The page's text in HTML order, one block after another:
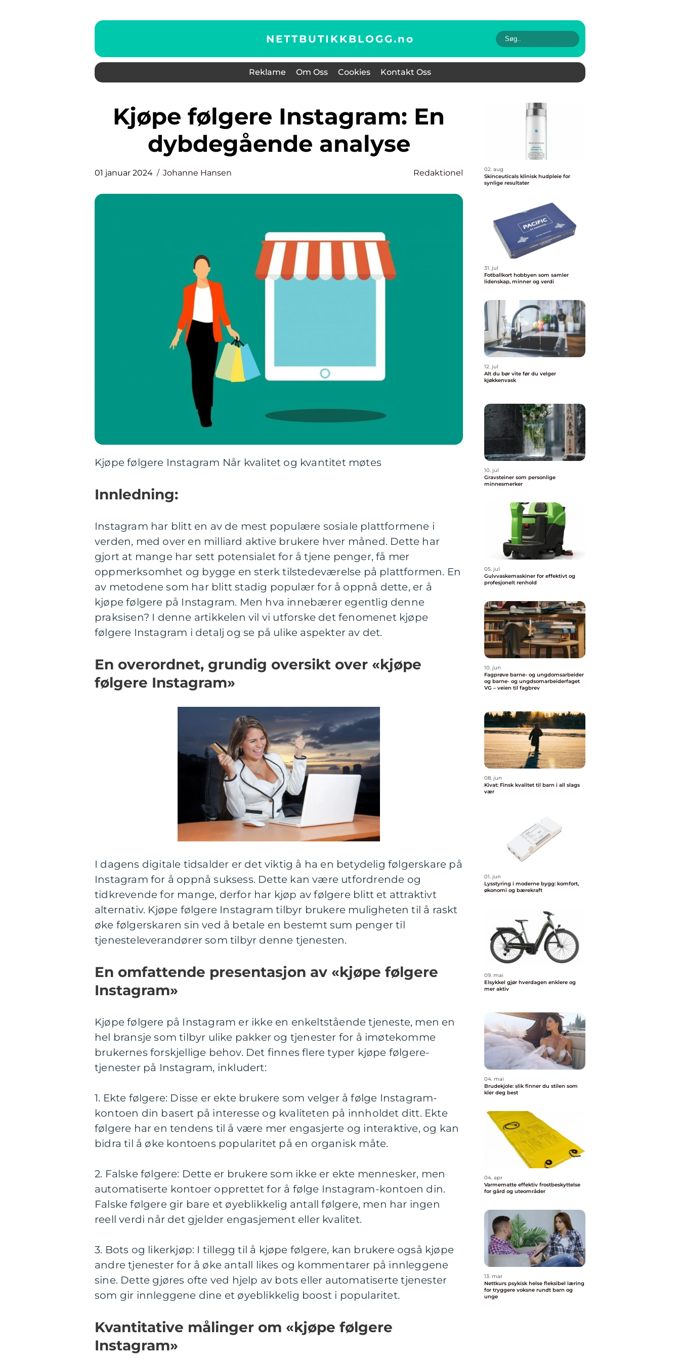
NETTBUTIKKBLOGG.no
Reklame Om Oss Cookies Kontakt Oss
Kjøpe følgere Instagram: En
dybdegående analyse
01 januar 2024 Johanne Hansen Redaktionel
Kjøpe følgere Instagram Når kvalitet og kvantitet møtes
Innledning:
Instagram har blitt en av de mest populære sosiale plattformene i
verden, med over en milliard aktive brukere hver måned. Dette har
gjort at mange har sett potensialet for å tjene penger, få mer
oppmerksomhet og bygge en sterk tilstedeværelse på plattformen. En
av metodene som har blitt stadig populær for å oppnå dette, er å
kjøpe følgere på Instagram. Men hva innebærer egentlig denne
praksisen? I denne artikkelen vil vi utforske det fenomenet kjøpe
følgere Instagram i detalj og se på ulike aspekter av det.
En overordnet, grundig oversikt over «kjøpe
følgere Instagram»
I dagens digitale tidsalder er det viktig å ha en betydelig følgerskare på
Instagram for å oppnå suksess. Dette kan være utfordrende og
tidkrevende for mange, derfor har kjøp av følgere blitt et attraktivt
alternativ. Kjøpe følgere Instagram tilbyr brukere muligheten til å raskt
øke følgerskaren sin ved å betale en bestemt sum penger til
tjenesteleverandører som tilbyr denne tjenesten.
En omfattende presentasjon av «kjøpe følgere
Instagram»
Kjøpe følgere på Instagram er ikke en enkeltstående tjeneste, men en
hel bransje som tilbyr ulike pakker og tjenester for å imøtekomme
brukernes forskjellige behov. Det finnes flere typer kjøpe følgere-
tjenester på Instagram, inkludert:
1. Ekte følgere: Disse er ekte brukere som velger å følge Instagram-
kontoen din basert på interesse og kvaliteten på innholdet ditt. Ekte
følgere har en tendens til å være mer engasjerte og interaktive, og kan
bidra til å øke kontoens popularitet på en organisk måte.
2. Falske følgere: Dette er brukere som ikke er ekte mennesker, men
automatiserte kontoer opprettet for å følge Instagram-kontoen din.
Falske følgere gir bare et øyeblikkelig antall følgere, men har ingen
reell verdi når det gjelder engasjement eller kvalitet.
3. Bots og likerkjøp: I tillegg til å kjøpe følgere, kan brukere også kjøpe
andre tjenester for å øke antall likes og kommentarer på innleggene
sine. Dette gjøres ofte ved hjelp av bots eller automatiserte tjenester
som gir innleggene dine et øyeblikkelig boost i popularitet.
Kvantitative målinger om «kjøpe følgere
Instagram»
02. aug
Skinceuticals klinisk hudpleie for
synlige resultater
31. jul
Fotballkort hobbyen som samler
lidenskap, minner og verdi
12. jul
Alt du bør vite før du velger
kjøkkenvask
10. jul
Gravsteiner som personlige
minnesmerker
05. jul
Gulvvaskemaskiner for effektivt og
profesjonelt renhold
10. jun
Fagprøve barne- og ungdomsarbeider
og barne- og ungdsomarbeiderfaget
VG – veien til fagbrev
08. jun
Kivat: Finsk kvalitet til barn i all slags
vær
01. jun
Lysstyring i moderne bygg: komfort,
økonomi og bærekraft
09. mai
Elsykkel gjør hverdagen enklere og
mer aktiv
04. mai
Brudekjole: slik finner du stilen som
kler deg best
04. apr
Varmematte effektiv frostbeskyttelse
for gård og uteområder
13. mar
Nettkurs psykisk helse fleksibel læring
for tryggere voksne rundt barn og
unge